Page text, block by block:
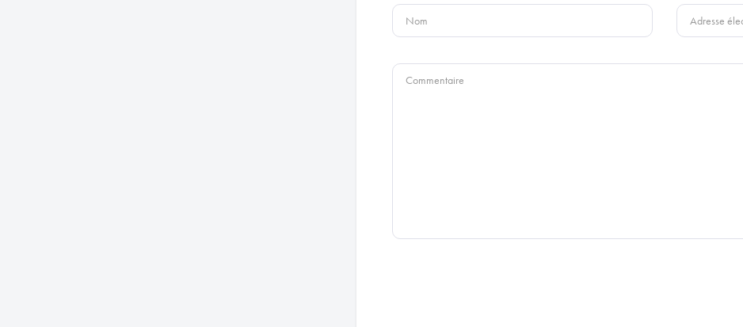
Commentaire